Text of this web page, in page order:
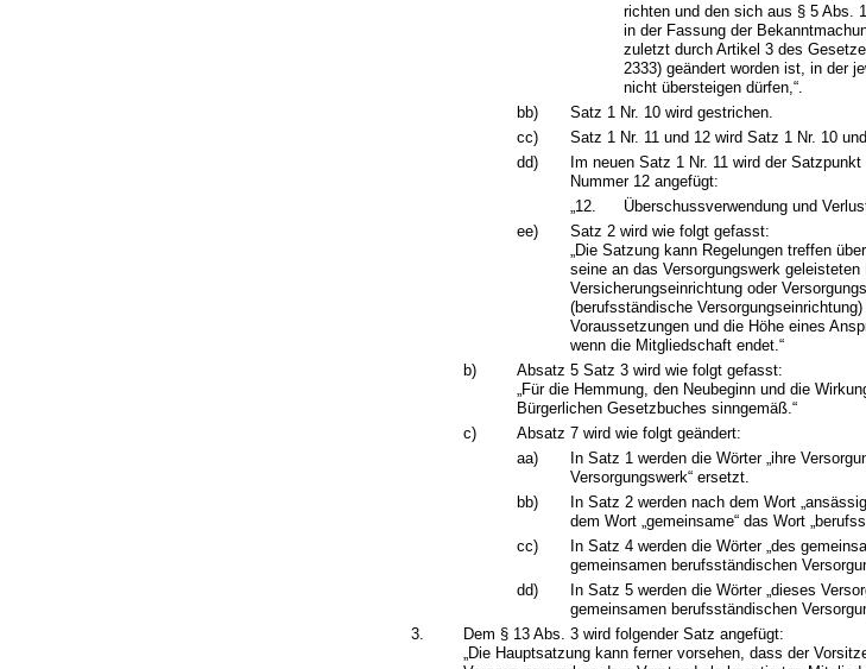
richten und den sich aus § 5 Abs.
in der Fassung der
zuletzt durch Artikel 3 des
2333) geändert worden ist, in der
nicht übersteigen dürfen,“.
bb)
Satz 1 Nr. 10 wird gestrichen.
cc)
Satz 1 Nr. 11 und 12 wird Satz 1 Nr. 10 und
dd)
Im neuen Satz 1 Nr. 11 wird der
Nummer 12 angefügt:
„12.
Überschussverwendung und
ee)
Satz 2 wird wie folgt gefasst:
„Die Satzung kann Regelungen treffen
seine an das Versorgungswerk
Versicherungseinrichtung oder
(berufsständische
Voraussetzungen und die Höhe eines
wenn die Mitgliedschaft endet.“
b)
Absatz 5 Satz 3 wird wie folgt gefasst:
„Für die Hemmung, den Neubeginn und die
Bürgerlichen Gesetzbuches sinngemäß.“
c)
Absatz 7 wird wie folgt geändert:
aa)
In Satz 1 werden die Wörter „ihre
Versorgungswerk“ ersetzt.
bb)
In Satz 2 werden nach dem Wort
dem Wort „gemeinsame“ das Wort
cc)
In Satz 4 werden die Wörter „des
gemeinsamen berufsständischen
dd)
In Satz 5 werden die Wörter „dieses
gemeinsamen berufsständischen
3.
Dem § 13 Abs. 3 wird folgender Satz angefügt:
„Die Hauptsatzung kann ferner vorsehen, dass der